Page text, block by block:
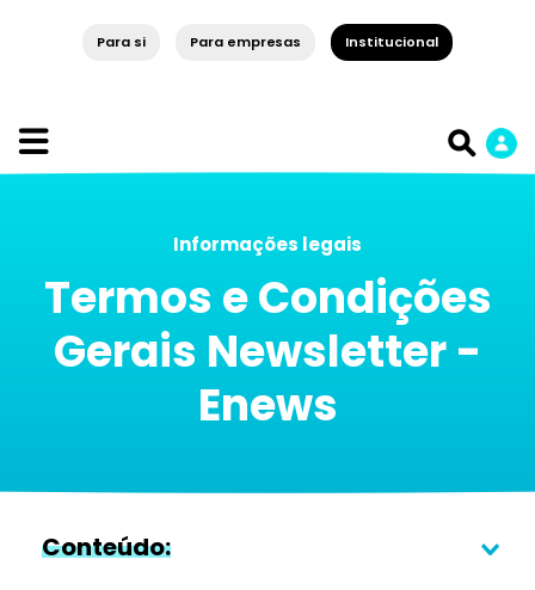
Para si Para empresas Institucional
Informações legais
Termos e Condições
Gerais Newsletter -
Enews
Conteúdo: